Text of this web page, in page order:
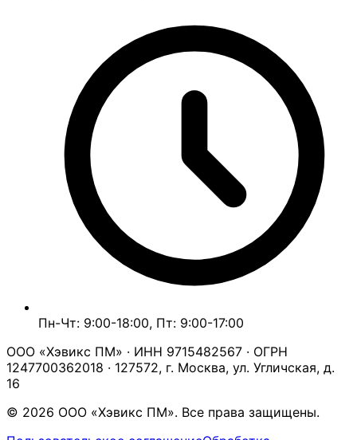
Пн-Чт: 9:00-18:00, Пт: 9:00-17:00
ООО «Хэвикс ПМ» · ИНН 9715482567 · ОГРН
1247700362018 · 127572, г. Москва, ул. Угличская, д.
16
© 2026 ООО «Хэвикс ПМ». Все права защищены.